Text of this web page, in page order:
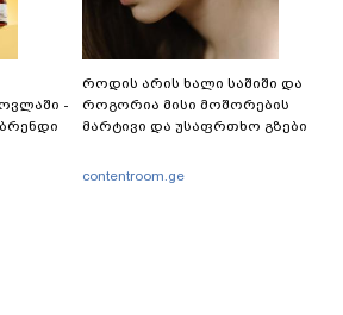
-
როდის არის ხალი საშიში და
როგორია მისი მოშორების
მარტივი და უსაფრთხო გზები
contentroom.ge